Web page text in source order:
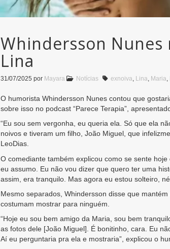
Whindersson
Lina
31/07/2025 por Mayara Notícias exnoiva, Lina, Maria,
O humorista Whindersson Nunes contou que
sobre isso no podcast “Parece Terapia”,
“Eu sou sem vergonha, eu queria ela. Só que ela
noivos e tiveram um filho, João Miguel, que
LeoDias.
O comediante também explicou como se sente
eu assumo. Eu não vou dizer que quero ter uma
assim, era tranquilo. Mas agora eu estou solteiro,
Mesmo separados, Whindersson disse que
costumam mostrar para ninguém.
“Hoje eu sou bem amigo da Maria, sou bem
as fotos dele [João Miguel]. É bonitinho, cara. Eu
Aí eu perguntaria pra ela e mostraria”, explicou o